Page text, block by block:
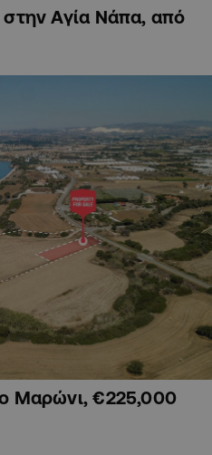
στην Αγία Νάπα, από
Μαρώνι, €225,000